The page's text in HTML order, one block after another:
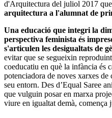
d'Arquitectura del juliol 2017
arquitectura a l'alumnat de
Una educació que integri la
perspectiva feminista és
s'articulen les desigualtats de
evitar que se segueixin
coeducatiu en què la infància és
potenciadora de noves xarxes
seu entorn. Des d’Equal Saree
que vulguin posar en marxa
viure en igualtat demà, comença